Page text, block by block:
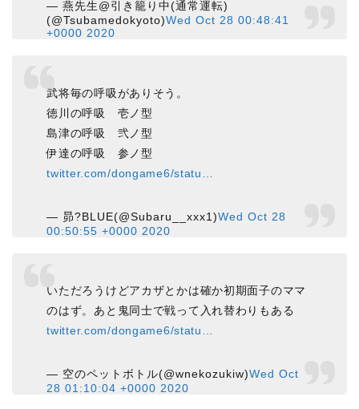
— 燕先生@引き籠り中(通常運転)
(@Tsubamedokyoto)Wed Oct 28 00:48:41
+0000 2020
武将毎の呼吸がありそう。
徳川の呼吸 壱ノ型
島津の呼吸 弐ノ型
伊達の呼吸 参ノ型
twitter.com/dongame6/statu…
— 昴?BLUE(@Subaru__xxx1)Wed Oct 28
00:50:55 +0000 2020
いただろうけどアカザとかは確か初期面子のママ
のはず。あと鬼同士で戦って入れ替わりもある
twitter.com/dongame6/statu…
— 空のペットボトル(@wnekozukiw)Wed Oct
28 01:10:04 +0000 2020